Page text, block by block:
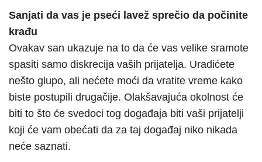
Sanjati da vas je pseći lavež sprečio da počinite
krađu
Ovakav san ukazuje na to da će vas velike sramote
spasiti samo diskrecija vaših prijatelja. Uradićete
nešto glupo, ali nećete moći da vratite vreme kako
biste postupili drugačije. Olakšavajuća okolnost će
biti to što će svedoci tog događaja biti vaši prijatelji
koji će vam obećati da za taj događaj niko nikada
neće saznati.